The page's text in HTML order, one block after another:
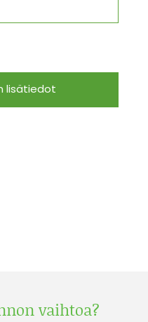
lisätiedot
vaihtoa?